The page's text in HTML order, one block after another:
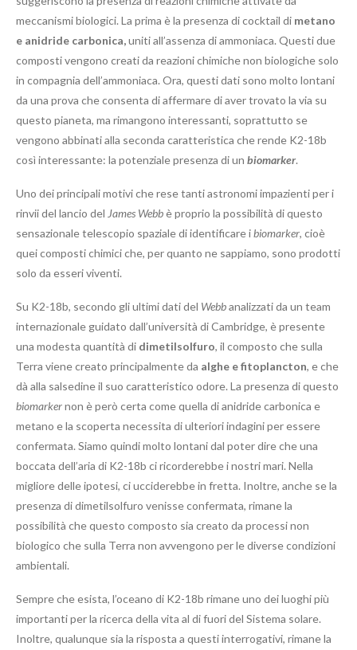
meccanismi biologici. La prima è la presenza di cocktail di metano
e anidride carbonica,uniti all’assenza di ammoniaca. Questi due
composti vengono creati da reazioni chimiche non biologiche solo
in compagnia dell’ammoniaca. Ora, questi dati sono molto lontani
da una prova che consenta di affermare di aver trovato la via su
questo pianeta, ma rimangono interessanti, soprattutto se
vengono abbinati alla seconda caratteristica che rende K2-18b
così interessante: la potenziale presenza di un biomarker.
Uno dei principali motivi che rese tanti astronomi impazienti per i
rinvii del lancio del James Webbè proprio la possibilità di questo
sensazionale telescopio spaziale di identificare ibiomarker, cioè
quei composti chimici che, per quanto ne sappiamo, sono prodotti
solo da esseri viventi.
Su K2-18b, secondo gli ultimi dati del Webbanalizzati da un team
internazionale guidato dall’università di Cambridge, è presente
una modesta quantità di dimetilsolfuro, il composto che sulla
Terra viene creato principalmente da alghe e fitoplancton, e che
dà alla salsedine il suo caratteristico odore. La presenza di questo
biomarkernon è però certa come quella di anidride carbonica e
metano e la scoperta necessita di ulteriori indagini per essere
confermata. Siamo quindi molto lontani dal poter dire che una
boccata dell’aria di K2-18b ci ricorderebbe i nostri mari. Nella
migliore delle ipotesi, ci ucciderebbe in fretta. Inoltre, anche se la
presenza di dimetilsolfuro venisse confermata, rimane la
possibilità che questo composto sia creato da processi non
biologico che sulla Terra non avvengono per le diverse condizioni
ambientali.
Sempre che esista, l’oceano di K2-18b rimane uno dei luoghi più
importanti per la ricerca della vita al di fuori del Sistema solare.
Inoltre, qualunque sia la risposta a questi interrogativi, rimane la